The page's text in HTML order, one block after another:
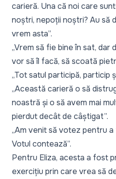
carieră. Una că noi care
noștri, nepoții noștri? Au să
vrem asta”.
„Vrem să fie bine în sat, dar
vor să îl facă, să scoată
„Tot satul participă, particip
„Această carieră o să
noastră și o să avem mai
pierdut decât de câștigat”.
„Am venit să votez pentru
Votul contează”.
Pentru Eliza, acesta a fost
exercițiu prin care vrea să